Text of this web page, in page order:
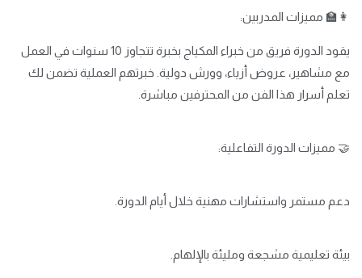
👩‍🏫 مميزات المدربين:
يقود الدورة فريق من خبراء المكياج بخبرة تتجاوز 10 سنوات في العمل
مع مشاهير، عروض أزياء، وورش دولية. خبرتهم العملية تضمن لك
تعلم أسرار هذا الفن من المحترفين مباشرة.
🤝 مميزات الدورة التفاعلية:
دعم مستمر واستشارات مهنية خلال أيام الدورة.
بيئة تعليمية مشجعة ومليئة بالإلهام.